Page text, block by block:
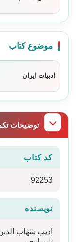
موضوع کتاب
ادبیات ایران
توضیحات
کد کتاب
92253
نویسنده
ادیب شهاب